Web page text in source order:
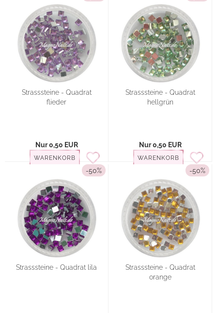
Strasssteine - Quadrat
flieder
Nur 0,50 EUR
WARENKORB
Strasssteine - Quadrat
hellgrün
Nur 0,50 EUR
WARENKORB
-50%
Strasssteine - Quadrat lila
-50%
Strasssteine - Quadrat
orange